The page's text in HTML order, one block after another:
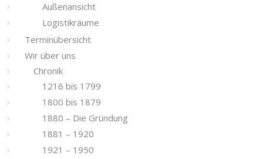
Außenansicht
Logistikräume
Terminübersicht
Wir über uns
Chronik
1216 bis 1799
1800 bis 1879
1880 – Die Gründung
1881 – 1920
1921 – 1950